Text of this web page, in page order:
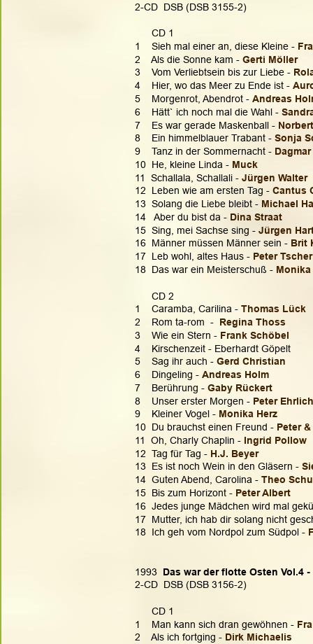
2-CD  DSB (DSB 3155-2)
      CD 1
1    Sieh mal einer an, diese Kleine -
2    Als die Sonne kam - Gerti Möller
3    Vom Verliebtsein bis zur Liebe -
4    Hier, wo das Meer zu Ende ist -
5    Morgenrot, Abendrot - Andreas
6    Hätt` ich noch mal die Wahl -
7    Es war gerade Maskenball -
8    Ein himmelblauer Trabant - Sonja
9    Tanz in der Sommernacht -
10  He, kleine Linda - Muck
11  Schallala, Schallali - Jürgen Walter
12  Leben wie am ersten Tag - Cantus
13  Solang die Liebe bleibt - Michael
14   Aber du bist da - Dina Straat
15  Sing, mei Sachse sing - Jürgen
16  Männer müssen Männer sein - Brit
17  Leb wohl, altes Haus - Peter
18  Das war ein Meisterschuß -
      CD 2
1    Caramba, Carilina - Thomas Lück
2    Rom ta-rom  - Regina Thoss
3    Wie ein Stern - Frank Schöbel
4    Kirschenzeit - Eberhardt Göpelt
5    Sag ihr auch - Gerd Christian
6    Dingeling - Andreas Holm
7    Berührung - Gaby Rückert
8    Unser erster Morgen - Peter
9    Kleiner Vogel - Monika Herz
10  Du brauchst einen Freund - Peter
11  Oh, Charly Chaplin - Ingrid Pollow
12  Tag für Tag - H.J. Beyer
13  Es ist noch Wein in den Gläsern -
14  Guten Abend, Carolina - Theo
15  Bis zum Horizont - Peter Albert
16  Jedes junge Mädchen wird mal
17  Mutter, ich hab dir solang nicht
18  Ich geh vom Nordpol zum Südpol -
1993 Das war der flotte Osten Vol.4
2-CD  DSB (DSB 3156-2)
      CD 1
1    Man kann sich dran gewöhnen -
2    Als ich fortging - Dirk Michaelis